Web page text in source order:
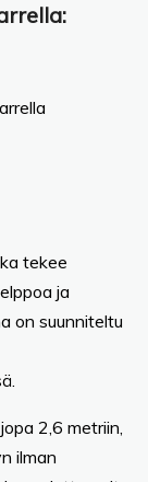
:
tekee
ja
on suunniteltu
2,6 metriin,
ilman